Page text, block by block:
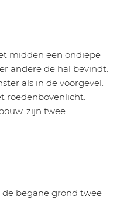
midden een ondiepe
andere de hal bevindt.
als in de voorgevel.
roedenbovenlicht.
zijn twee
begane grond twee